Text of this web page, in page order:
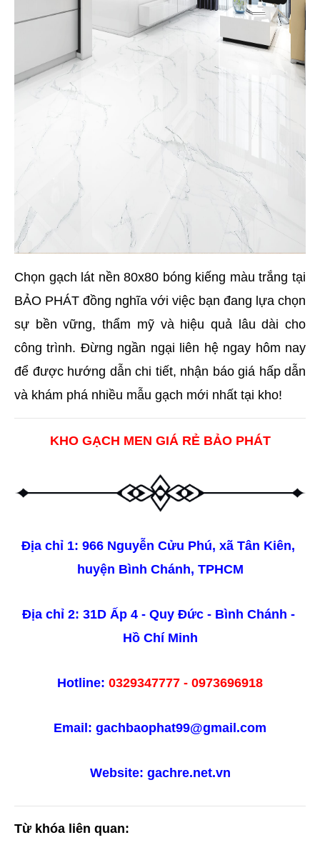
Chọn gạch lát nền 80x80 bóng kiếng màu trắng tại
BẢO PHÁT đồng nghĩa với việc bạn đang lựa chọn
sự bền vững, thẩm mỹ và hiệu quả lâu dài cho
công trình. Đừng ngần ngại liên hệ ngay hôm nay
để được hướng dẫn chi tiết, nhận báo giá hấp dẫn
và khám phá nhiều mẫu gạch mới nhất tại kho!
KHO GẠCH MEN GIÁ RẺ BẢO PHÁT
Địa chỉ 1: 966 Nguyễn Cửu Phú, xã Tân Kiên,
huyện Bình Chánh, TPHCM
Địa chỉ 2: 31D Ấp 4 - Quy Đức - Bình Chánh -
Hồ Chí Minh
Hotline: 0329347777 - 0973696918
Email: gachbaophat99@gmail.com
Website: gachre.net.vn
Từ khóa liên quan: